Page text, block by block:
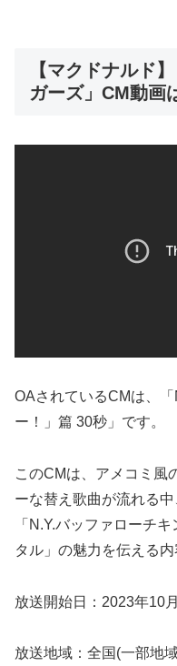
【マクドナルド
ガーズ」CM動画
OAされているCMは、
ー！」篇 30秒」です。
このCMは、アメコミ風
ーな替え歌曲が流れる中
「N.Y.バッファローチ
タル」の魅力を伝える内
放送開始日：2023年10
放送地域：全国(一部地